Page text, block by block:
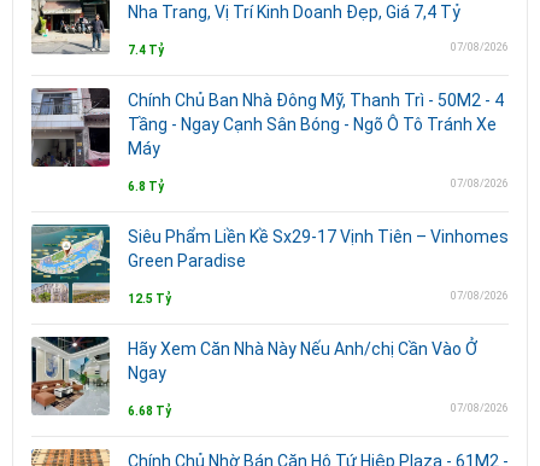
Nha Trang, Vị Trí Kinh Doanh Đẹp, Giá 7,4 Tỷ
7.4 Tỷ 07/08/2026
Chính Chủ Ban Nhà Đông Mỹ, Thanh Trì - 50M2 - 4
Tầng - Ngay Cạnh Sân Bóng - Ngõ Ô Tô Tránh Xe
Máy
6.8 Tỷ 07/08/2026
Siêu Phẩm Liền Kề Sx29-17 Vịnh Tiên – Vinhomes
Green Paradise
12.5 Tỷ 07/08/2026
Hãy Xem Căn Nhà Này Nếu Anh/chị Cần Vào Ở
Ngay
6.68 Tỷ 07/08/2026
Chính Chủ Nhờ Bán Căn Hộ Tứ Hiệp Plaza - 61M2 -